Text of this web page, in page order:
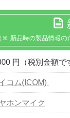
※ 新品時の製品情報の
円（税別金額で
コム(ICOM)
ホンマイク